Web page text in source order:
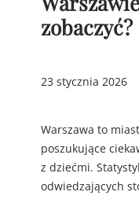
zobaczyć?
23 stycznia 2026
Warszawa to
poszukujące
z dziećmi.
odwiedzających